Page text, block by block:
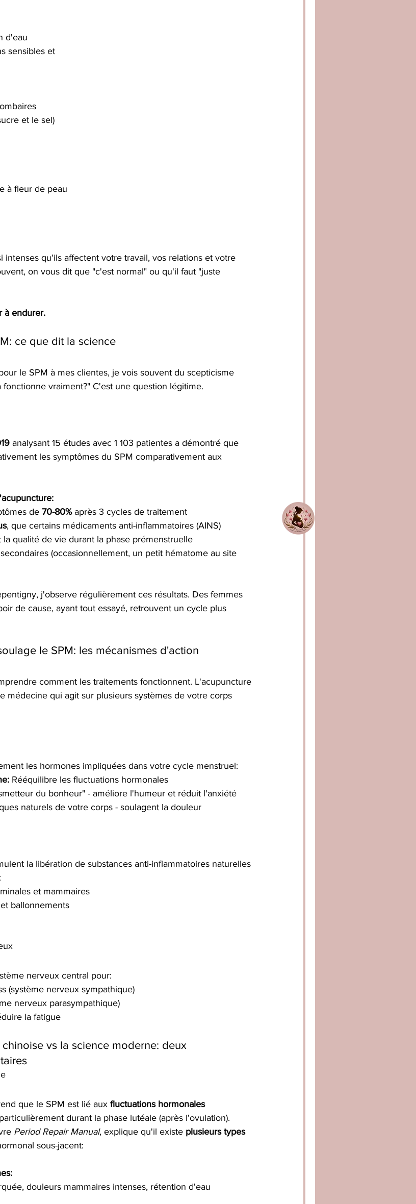
d'eau
sensibles et
et le sel)
à fleur de peau
intenses qu'ils affectent votre travail, vos relations et votre
on vous dit que "c'est normal" ou qu'il faut "juste
à endurer.
ce que dit la science
le SPM à mes clientes, je vois souvent du scepticisme
fonctionne vraiment?" C'est une question légitime.
analysant 15 études avec 1 103 patientes a démontré que
les symptômes du SPM comparativement aux
de 70-80% après 3 cycles de traitement
, que certains médicaments anti-inflammatoires (AINS)
qualité de vie durant la phase prémenstruelle
(occasionnellement, un petit hématome au site
j'observe régulièrement ces résultats. Des femmes
de cause, ayant tout essayé, retrouvent un cycle plus
le SPM: les mécanismes d'action
comment les traitements fonctionnent. L'acupuncture
médecine qui agit sur plusieurs systèmes de votre corps
les hormones impliquées dans votre cycle menstruel:
Rééquilibre les fluctuations hormonales
du bonheur" - améliore l'humeur et réduit l'anxiété
naturels de votre corps - soulagent la douleur
la libération de substances anti-inflammatoires naturelles
et mammaires
ballonnements
nerveux central pour:
(système nerveux sympathique)
nerveux parasympathique)
la fatigue
vs la science moderne: deux
que le SPM est lié aux fluctuations hormonales
durant la phase lutéale (après l'ovulation).
Period Repair Manual, explique qu'il existe plusieurs types
sous-jacent:
douleurs mammaires intenses, rétention d'eau